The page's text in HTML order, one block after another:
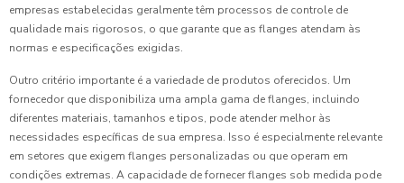
empresas estabelecidas geralmente têm processos de controle de
qualidade mais rigorosos, o que garante que as flanges atendam às
normas e especificações exigidas.
Outro critério importante é a variedade de produtos oferecidos. Um
fornecedor que disponibiliza uma ampla gama de flanges, incluindo
diferentes materiais, tamanhos e tipos, pode atender melhor às
necessidades específicas de sua empresa. Isso é especialmente relevante
em setores que exigem flanges personalizadas ou que operam em
condições extremas. A capacidade de fornecer flanges sob medida pode